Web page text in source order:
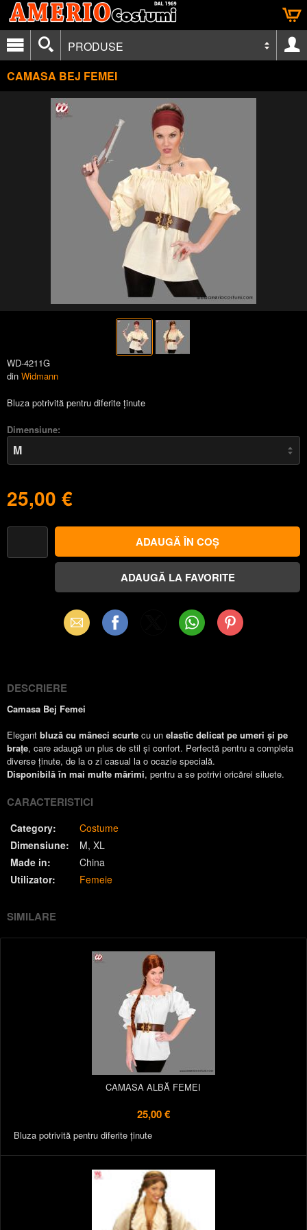
PRODUSE
CAMASA BEJ FEMEI
WD-4211G
din Widmann
Bluza potrivită pentru diferite ținute
Dimensiune:
25,00 €
Email Facebook WhatsAppPinterest
DESCRIERE
Camasa Bej Femei
Elegant bluză cu mâneci scurte cu un elastic delicat pe umeri și pe
brațe, care adaugă un plus de stil și confort. Perfectă pentru a completa
diverse ținute, de la o zi casual la o ocazie specială.
Disponibilă în mai multe mărimi, pentru a se potrivi oricărei siluete.
CARACTERISTICI
Category:
Costume
Dimensiune:
M XL
Made in:
China
Utilizator:
Femeie
SIMILARE
CAMASA ALBĂ FEMEI
25,00 €
Bluza potrivită pentru diferite ținute